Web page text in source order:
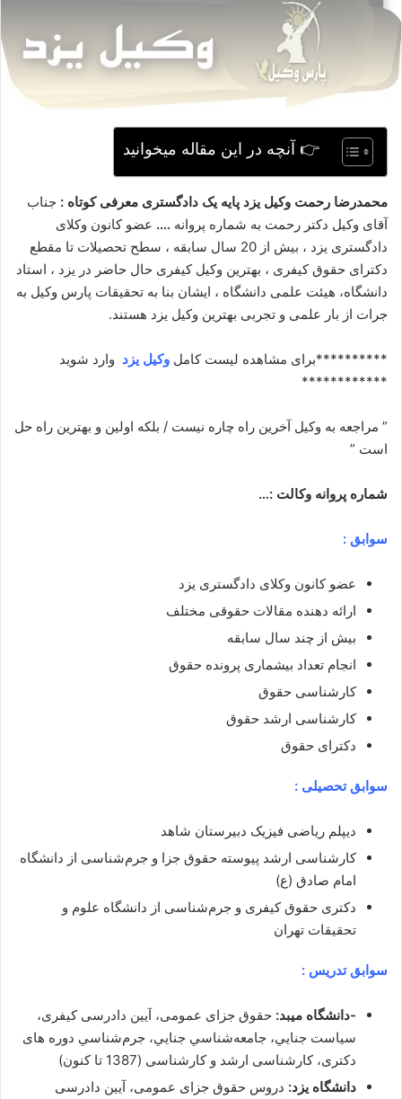
👉 آنچه در این مقاله میخوانید
محمدرضا رحمت وکیل یزد پایه یک دادگستری معرفی کوتاه : جناب
آقای وکیل دکتر رحمت به شماره پروانه …. عضو کانون وکلای
دادگستری یزد ، بیش از 20 سال سابقه ، سطح تحصیلات تا مقطع
دکترای حقوق کیفری ، بهترین وکیل کیفری حال حاضر در یزد ، استاد
دانشگاه، هیئت علمی دانشگاه ، ایشان بنا به تحقیقات پارس وکیل به
جرات از بار علمی و تجربی بهترین وکیل یزد هستند.
**********برای مشاهده لیست کامل وکیل یزد وارد شوید
************
” مراجعه به وکیل آخرین راه چاره نیست / بلکه اولین و بهترین راه حل
است ”
شماره پروانه وکالت :…
سوابق :
عضو کانون وکلای دادگستری یزد
ارائه دهنده مقالات حقوقی مختلف
بیش از چند سال سابقه
انجام تعداد بیشماری پرونده حقوق
کارشناسی حقوق
کارشناسی ارشد حقوق
دکترای حقوق
سوابق تحصیلی :
دیپلم ریاضی فیزیک دبیرستان شاهد
کارشناسی ارشد پیوسته حقوق جزا و جرم‌شناسی از دانشگاه
امام صادق (ع)
دکتری حقوق کیفری و جرم‌شناسی از دانشگاه علوم و
تحقیقات تهران
سوابق تدریس :
-دانشگاه میبد: حقوق جزای عمومی، آیین دادرسی کیفری،
سياست جنايي، جامعه‌شناسي جنايي، جرم‌شناسي دوره های
دکتری، کارشناسی ارشد و کارشناسی (1387 تا کنون)
دانشگاه یزد: دروس حقوق جزای عمومی، آیین دادرسی